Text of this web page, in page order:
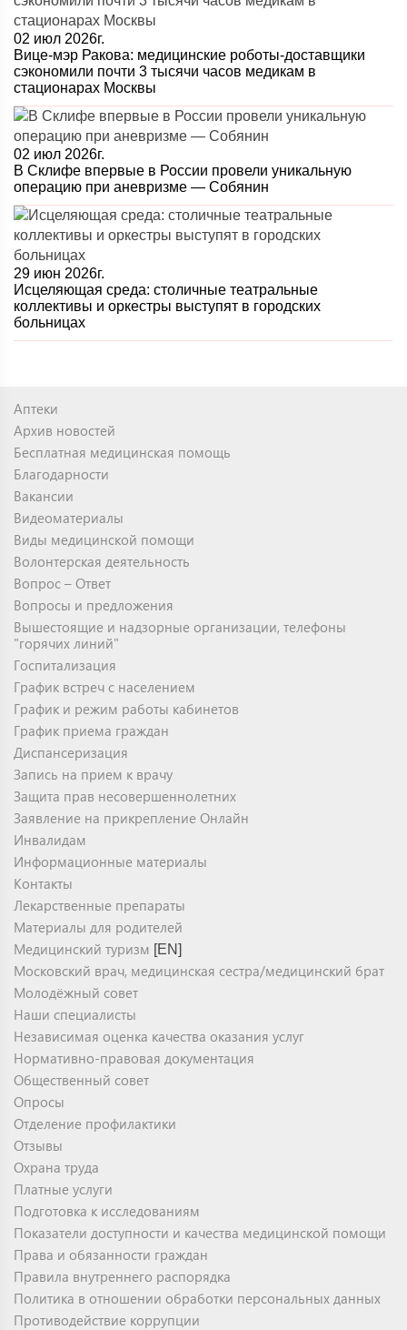
02 июл 2026г.
Вице-мэр Ракова: медицинские роботы-доставщики
сэкономили почти 3 тысячи часов медикам в
стационарах Москвы
02 июл 2026г.
В Склифе впервые в России провели уникальную
операцию при аневризме — Собянин
29 июн 2026г.
Исцеляющая среда: столичные театральные
коллективы и оркестры выступят в городских
больницах
Аптеки
Архив новостей
Бесплатная медицинская помощь
Благодарности
Вакансии
Видеоматериалы
Виды медицинской помощи
Волонтерская деятельность
Вопрос – Ответ
Вопросы и предложения
Вышестоящие и надзорные организации, телефоны
"горячих линий"
Госпитализация
График встреч с населением
График и режим работы кабинетов
График приема граждан
Диспансеризация
Запись на прием к врачу
Защита прав несовершеннолетних
Заявление на прикрепление Онлайн
Инвалидам
Информационные материалы
Контакты
Лекарственные препараты
Материалы для родителей
Медицинский туризм [EN]
Московский врач, медицинская сестра/медицинский брат
Молодёжный совет
Наши специалисты
Независимая оценка качества оказания услуг
Нормативно-правовая документация
Общественный совет
Опросы
Отделение профилактики
Отзывы
Охрана труда
Платные услуги
Подготовка к исследованиям
Показатели доступности и качества медицинской помощи
Права и обязанности граждан
Правила внутреннего распорядка
Политика в отношении обработки персональных данных
Противодействие коррупции